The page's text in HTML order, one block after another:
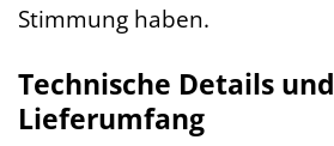
Stimmung haben.
Technische Details und
Lieferumfang